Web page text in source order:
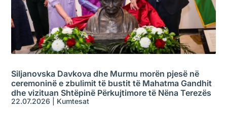
Siljanovska Davkova dhe Murmu morën pjesë në
ceremoninë e zbulimit të bustit të Mahatma Gandhit
dhe vizituan Shtëpinë Përkujtimore të Nëna Terezës
22.07.2026 Kumtesat